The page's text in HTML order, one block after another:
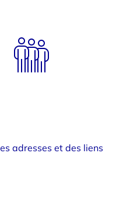
adresses et des liens